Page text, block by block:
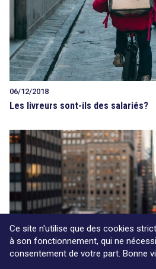
06/12/2018
Les livreurs sont-ils des salariés?
Ce site n'utilise que des cookies
à son fonctionnement, qui ne
consentement de votre part. Bonne